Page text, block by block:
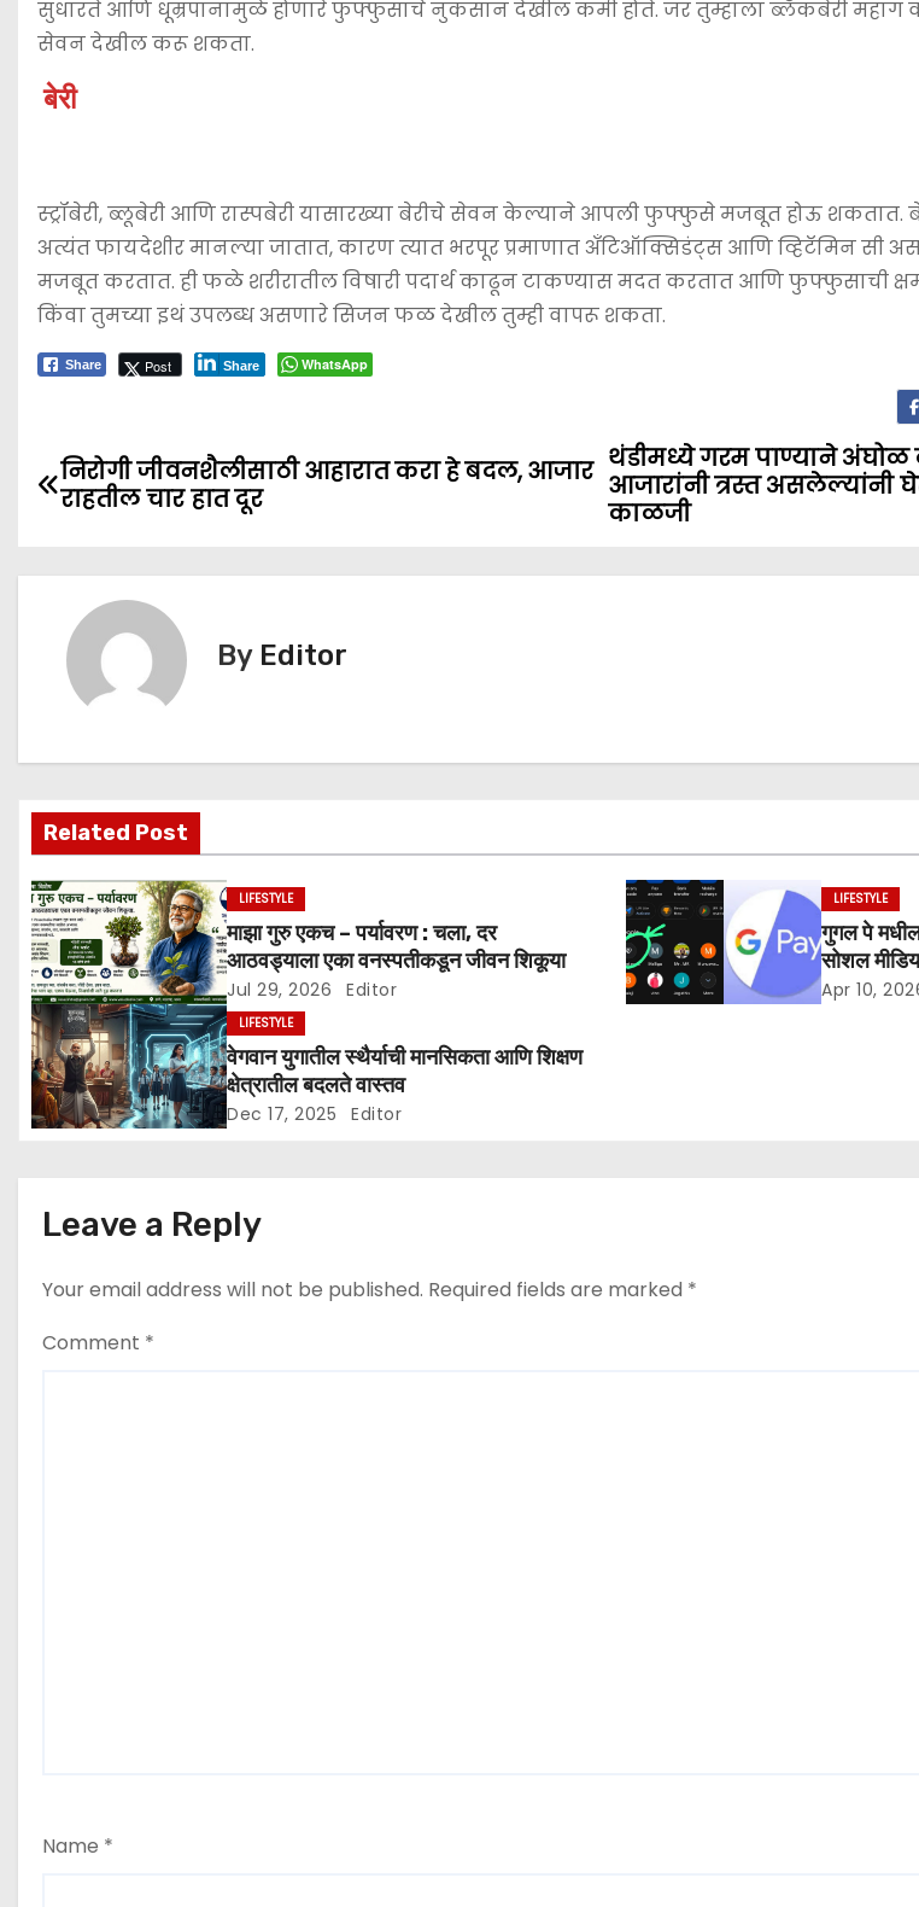
सुधारते आणि धूम्रपानामुळे होणारे फुफ्फुसाचे नुकसान देखील कमी होते. जर तुम्हाला ब्लॅकबेरी महाग
सेवन देखील करू शकता.
बेरी
स्ट्रॉबेरी, ब्लूबेरी आणि रास्पबेरी यासारख्या बेरीचे सेवन केल्याने आपली फुफ्फुसे मजबूत होऊ शकतात.
अत्यंत फायदेशीर मानल्या जातात, कारण त्यात भरपूर प्रमाणात अँटिऑक्सिडंट्स आणि व्हिटॅमिन सी
मजबूत करतात. ही फळे शरीरातील विषारी पदार्थ काढून टाकण्यास मदत करतात आणि फुफ्फुसाची
किंवा तुमच्या इथं उपलब्ध असणारे सिजन फळ देखील तुम्ही वापरू शकता.
Share Post Share WhatsApp
P
s
v
i
g
a
t
i
o
n
थंडीमध्ये गरम पाण्याने अंघोळ
आजारांनी त्रस्त असलेल्यांनी
काळजी
निरोगी जीवनशैलीसाठी आहारात करा हे बदल, आजार
राहतील चार हात दूर
By Editor
Related Post
LIFESTYLE
माझा गुरु एकच – पर्यावरण : चला, दर
आठवड्याला एका वनस्पतीकडून जीवन शिकूया
Jul 29, 2026 Editor
LIFESTYLE
गुगल पे
सोशल
घ्या
Apr 10,
LIFESTYLE
वेगवान युगातील स्थैर्याची मानसिकता आणि शिक्षण
क्षेत्रातील बदलते वास्तव
Dec 17, 2025 Editor
Leave a Reply
Your email address will not be published. Required fields are marked *
Comment *
Name *